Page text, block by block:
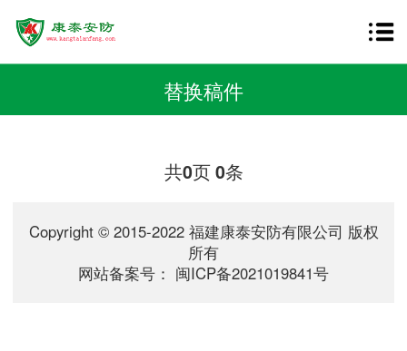
替换稿件
共0页0条
Copyright © 2015-2022 福建康泰安防有限公司 版权
所有
网站备案号： 闽ICP备2021019841号